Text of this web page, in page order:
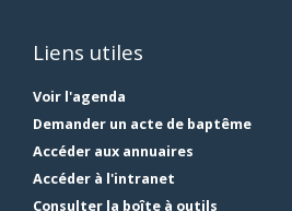
Liens utiles
Voir l'agenda
Demander un acte de baptême
Accéder aux annuaires
Accéder à l'intranet
Consulter la boîte à outils